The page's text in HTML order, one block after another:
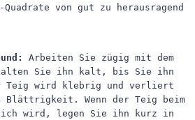
von gut zu herausragend
Arbeiten Sie zügig mit dem
Sie ihn kalt, bis Sie ihn
Teig wird klebrig und verliert
Blättrigkeit. Wenn der Teig beim
wird, legen Sie ihn kurz in